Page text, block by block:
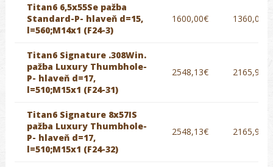
Titan6 6,5x55Se pažba
Standard-P- hlaveň d=15,
l=560;M14x1 (F24-3)
1600,00€ 1360,00€
Titan6 Signature .308Win.
pažba Luxury Thumbhole-
P- hlaveň d=17,
l=510;M15x1 (F24-31)
2548,13€ 2165,91€
Titan6 Signature 8x57IS
pažba Luxury Thumbhole-
P- hlaveň d=17,
l=510;M15x1 (F24-32)
2548,13€ 2165,91€